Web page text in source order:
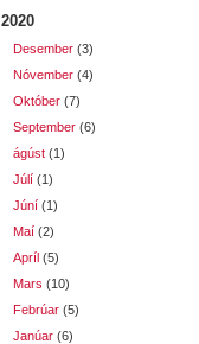
2020
Desember (3)
Nóvember (4)
Október (7)
September (6)
ágúst (1)
Júlí (1)
Júní (1)
Maí (2)
Apríl (5)
Mars (10)
Febrúar (5)
Janúar (6)